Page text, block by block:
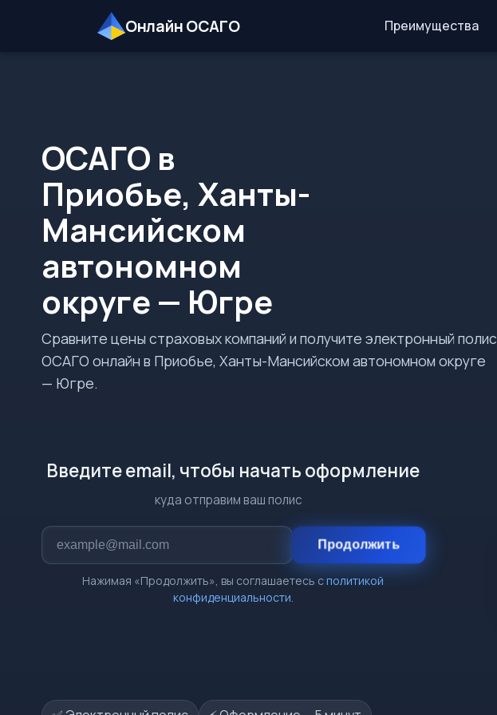
Онлайн ОСАГО Преимущества
ОСАГО в
Приобье, Ханты-
Мансийском
автономном
округе — Югре
Сравните цены страховых компаний и получите электронный полис
ОСАГО онлайн в Приобье, Ханты-Мансийском автономном округе
— Югре.
Введите email, чтобы начать оформление
куда отправим ваш полис
Продолжить
Нажимая «Продолжить», вы соглашаетесь сполитикой
конфиденциальности.